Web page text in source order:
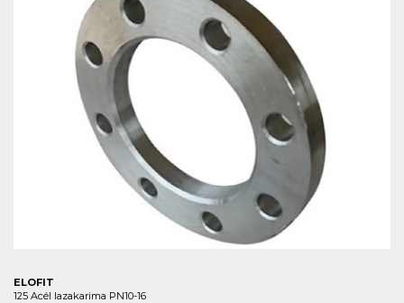
ELOFIT
125 Acél lazakarima PN10-16